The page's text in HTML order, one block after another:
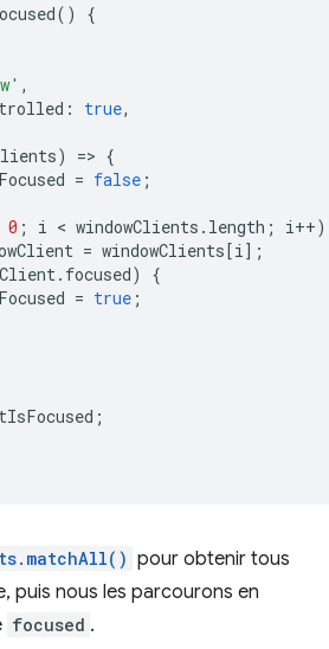
()
{
,
: true,
) => {
= false ;
0 ; i < windowClients . length ; i++)
= windowClients[i];
. focused)
{
= true ;
;
pour obtenir tous
puis nous les parcourons en
focused .